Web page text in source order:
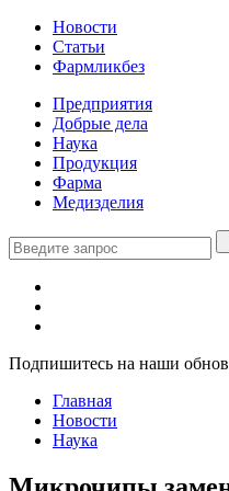
Новости
Статьи
Фармликбез
Предприятия
Добрые дела
Наука
Продукция
Фарма
Медизделия
Подпишитесь на наши
Главная
Новости
Наука